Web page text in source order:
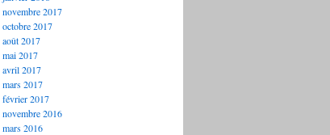
novembre 2017
octobre 2017
août 2017
mai 2017
avril 2017
mars 2017
février 2017
novembre 2016
mars 2016